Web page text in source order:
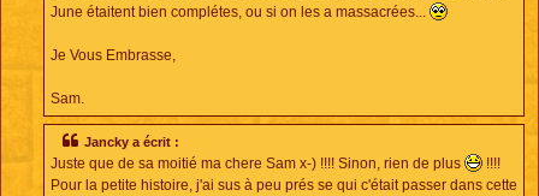
June étaitent bien complétes, ou si on les a massacrées...
Je Vous Embrasse,
Sam.
Jancky a écrit :
Juste que de sa moitié ma chere Sam x-) !!!! Sinon, rien de plus
!!!!
Pour la petite histoire, j'ai sus à peu prés se qui c'était passer dans cette